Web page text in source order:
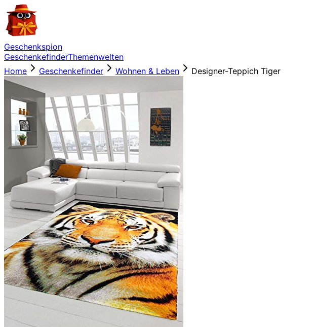
Geschenkspion
GeschenkefinderThemenwelten
Home
Geschenkefinder Wohnen & Leben Designer-Teppich Tiger